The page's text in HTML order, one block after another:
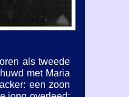
als tweede
met Maria
een zoon